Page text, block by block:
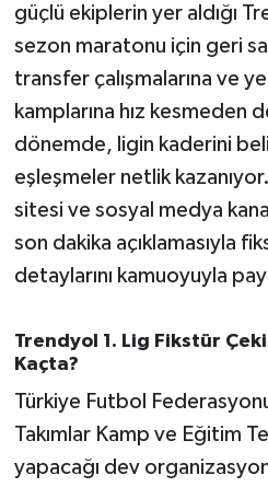
güçlü ekiplerin yer aldığı
sezon maratonu için geri
transfer çalışmalarına ve
kamplarına hız kesmeden
dönemde, ligin kaderini
eşleşmeler netlik
sitesi ve sosyal medya
son dakika açıklamasıyla
detaylarını kamuoyuyla
Trendyol 1. Lig Fikstür
Kaçta?
Türkiye Futbol
Takımlar Kamp ve Eğitim
yapacağı dev
OLAY
OTOMOTİV
Resmi İlanlar
Savaştepe
SİYASET
SPOR